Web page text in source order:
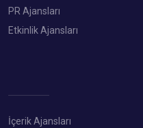
PR Ajansları
Etkinlik Ajansları
İçerik Ajansları